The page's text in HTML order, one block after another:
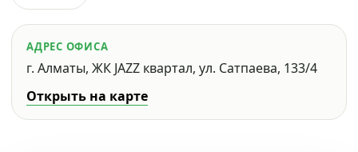
АДРЕС ОФИСА
г. Алматы, ЖК JAZZ квартал, ул. Сатпаева, 133/4
Открыть на карте